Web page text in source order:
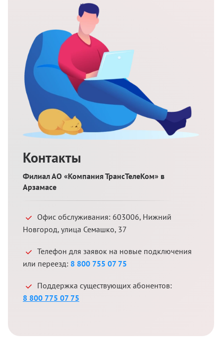
Контакты
Филиал АО «Компания ТрансТелеКом» в
Арзамасе
Офис обслуживания: 603006, Нижний
Новгород, улица Семашко, 37
Телефон для заявок на новые подключения
или переезд: 8 800 755 07 75
Поддержка существующих абонентов:
8 800 775 07 75